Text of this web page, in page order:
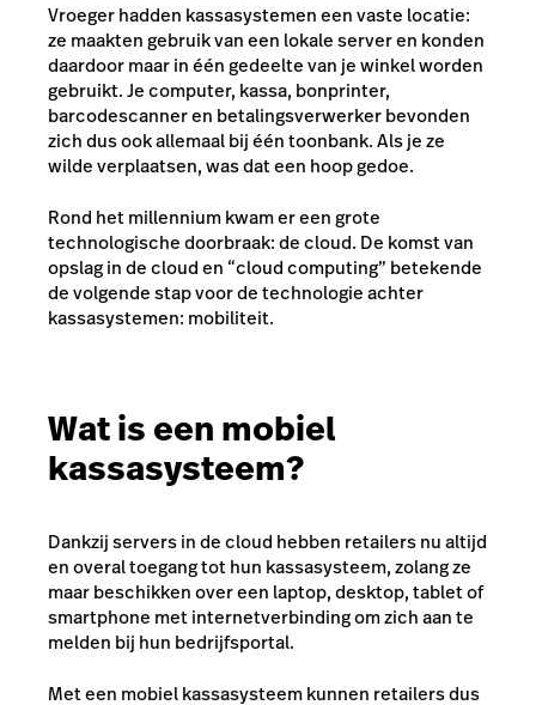
Vroeger hadden kassasystemen een vaste locatie:
ze maakten gebruik van een lokale server en konden
daardoor maar in één gedeelte van je winkel worden
gebruikt. Je computer, kassa, bonprinter,
barcodescanner en betalingsverwerker bevonden
zich dus ook allemaal bij één toonbank. Als je ze
wilde verplaatsen, was dat een hoop gedoe.
Rond het millennium kwam er een grote
technologische doorbraak: de cloud. De komst van
opslag in de cloud en “cloud computing” betekende
de volgende stap voor de technologie achter
kassasystemen: mobiliteit.
Wat is een mobiel
kassasysteem?
Dankzij servers in de cloud hebben retailers nu altijd
en overal toegang tot hun kassasysteem, zolang ze
maar beschikken over een laptop, desktop, tablet of
smartphone met internetverbinding om zich aan te
melden bij hun bedrijfsportal.
Met een mobiel kassasysteem kunnen retailers dus